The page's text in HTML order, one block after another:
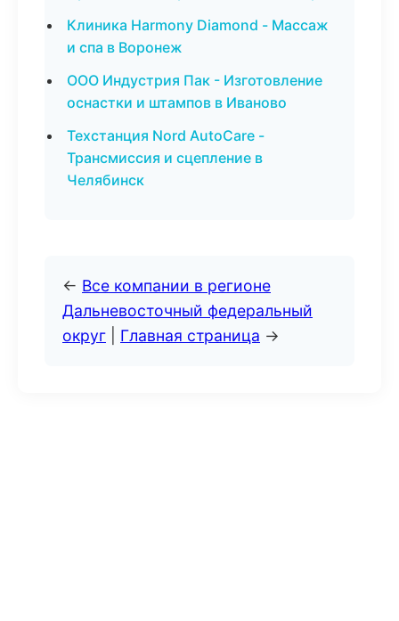
Клиника Harmony Diamond - Массаж
и спа в Воронеж
ООО Индустрия Пак - Изготовление
оснастки и штампов в Иваново
Техстанция Nord AutoCare -
Трансмиссия и сцепление в
Челябинск
← Все компании в регионе
Дальневосточный федеральный
округ
Главная страница →